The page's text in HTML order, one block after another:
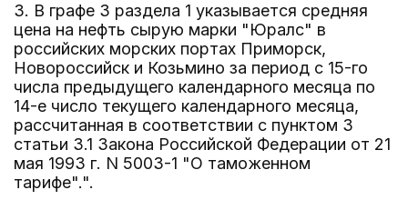
3. В графе 3 раздела 1 указывается средняя
цена на нефть сырую марки "Юралс" в
российских морских портах Приморск,
Новороссийск и Козьмино за период с 15-го
числа предыдущего календарного месяца по
14-е число текущего календарного месяца,
рассчитанная в соответствии с пунктом 3
статьи 3.1 Закона Российской Федерации от 21
мая 1993 г. N 5003-1 "О таможенном
тарифе".".